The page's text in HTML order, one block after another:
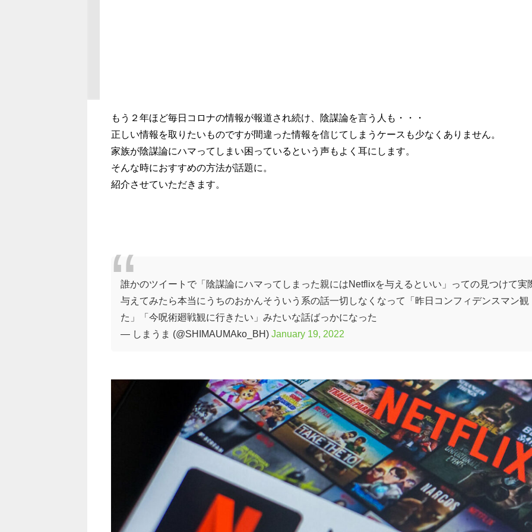
もう２年ほど毎日コロナの情報が報道され続け、陰謀論を言う人も・・・
正しい情報を取りたいものですが間違った情報を信じてしまうケースも少なくありません。
家族が陰謀論にハマってしまい困っているという声もよく耳にします。
そんな時におすすめの方法が話題に。
紹介させていただきます。
誰かのツイートで「陰謀論にハマってしまった親にはNetflixを与えるといい」っての見つけて実
与えてみたら本当にうちのおかんそういう系の話一切しなくなって「昨日コンフィデンスマン観
た」「今呪術廻戦観に行きたい」みたいな話ばっかになった
— しまうま (@SHIMAUMAko_BH) January 19, 2022